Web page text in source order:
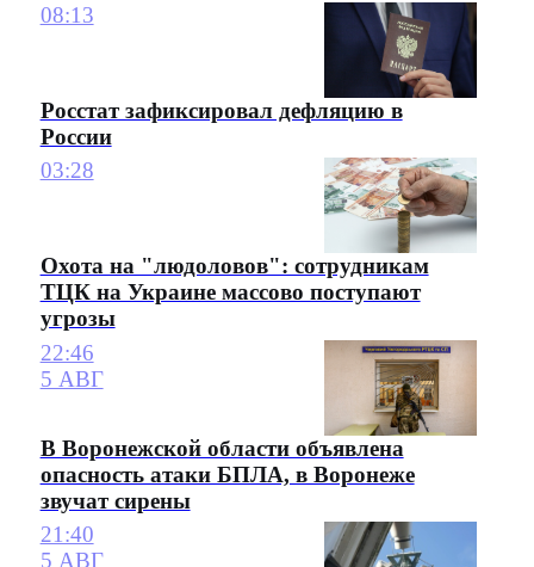
08:13
Росстат зафиксировал дефляцию в
России
03:28
Охота на "людоловов": сотрудникам
ТЦК на Украине массово поступают
угрозы
22:46
5 АВГ
В Воронежской области объявлена
опасность атаки БПЛА, в Воронеже
звучат сирены
21:40
5 АВГ